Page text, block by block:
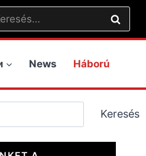
News Háború
Keresés